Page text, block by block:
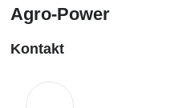
Agro-Power
Kontakt